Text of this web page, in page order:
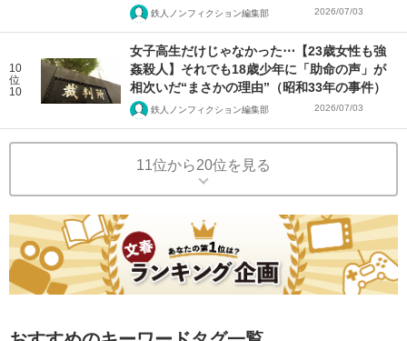
鉄人ノンフィクション編集部 2026/07/03
10
位
10
女子高生だけじゃなかった⋯【23歳女性も強
姦殺人】それでも18歳少年に「助命の声」が
相次いだ“まさかの理由”（昭和33年の事件）
鉄人ノンフィクション編集部 2026/07/03
11位から20位を見る